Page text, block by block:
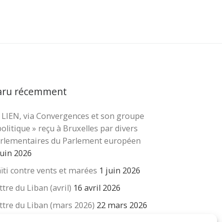
…
récemment
LIEN, via Convergences et son groupe
» reçu à Bruxelles par divers
du Parlement européen
2026
contre vents et marées 1 juin 2026
du Liban (avril) 16 avril 2026
du Liban (mars 2026) 22 mars 2026